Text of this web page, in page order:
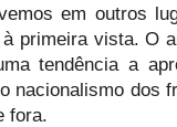
em outros
primeira vista. O
tendência a
nacionalismo dos
fora.